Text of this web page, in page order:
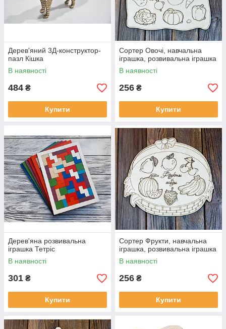
Дерев'яний 3Д-конструктор-
пазл Кішка
В наявності
484 ₴
Купити
Сортер Овочі, навчальна
іграшка, розвивальна іграшка
В наявності
256 ₴
Купити
Дерев'яна розвивальна
іграшка Тетріс
В наявності
301 ₴
Купити
Сортер Фрукти, навчальна
іграшка, розвивальна іграшка
В наявності
256 ₴
Купити